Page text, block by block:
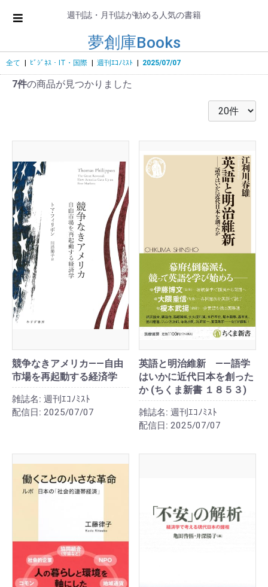
週刊誌・月刊誌が勧める人気の書籍
夢創庫Books
全て ﾋﾞｼﾞﾈｽ・IT・国際 週刊ｴｺﾉﾐｽﾄ 2025/07/07
7件の商品が見つかりました
競争なきアメリカ――自由
市場を再起動する経済学
雑誌名: 週刊ｴｺﾉﾐｽﾄ
配信日: 2025/07/07
英語と明治維新 ――語学
はいかに近代日本を創った
か (ちくま新書 １８５３)
雑誌名: 週刊ｴｺﾉﾐｽﾄ
配信日: 2025/07/07